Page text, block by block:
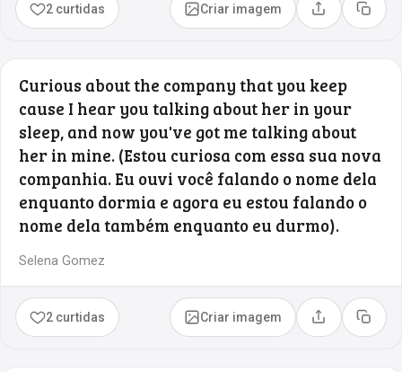
2 curtidas Criar imagem Compartilhar
Copiar
Curious about the company that you keep
cause I hear you talking about her in your
sleep, and now you've got me talking about
her in mine. (Estou curiosa com essa sua nova
companhia. Eu ouvi você falando o nome dela
enquanto dormia e agora eu estou falando o
nome dela também enquanto eu durmo).
Selena Gomez
2 curtidas Criar imagem Compartilhar
Copiar